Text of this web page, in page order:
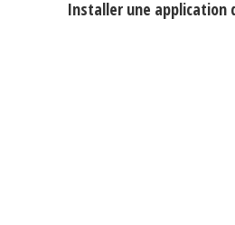
Installer une application